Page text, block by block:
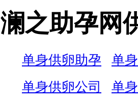
澜之助孕网
单身供卵助孕 单
单身供卵公司
单